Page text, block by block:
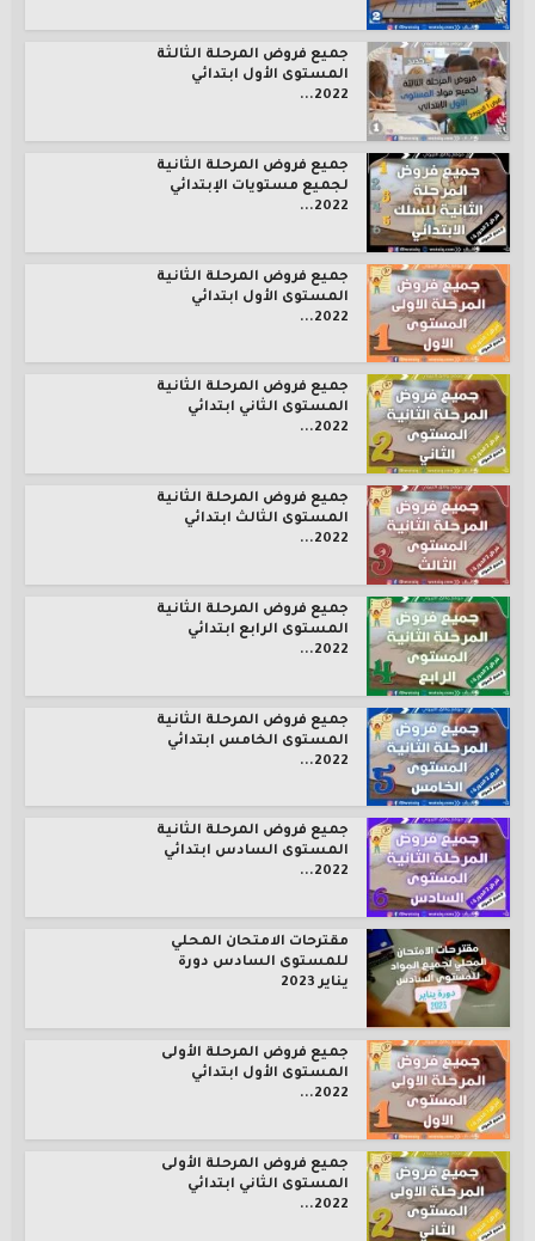
جميع فروض المرحلة الثالثة
المستوى الأول ابتدائي
2022...
جميع فروض المرحلة الثانية
لجميع مستويات الإبتدائي
2022...
جميع فروض المرحلة الثانية
المستوى الأول ابتدائي
2022...
جميع فروض المرحلة الثانية
المستوى الثاني ابتدائي
2022...
جميع فروض المرحلة الثانية
المستوى الثالث ابتدائي
2022...
جميع فروض المرحلة الثانية
المستوى الرابع ابتدائي
2022...
جميع فروض المرحلة الثانية
المستوى الخامس ابتدائي
2022...
جميع فروض المرحلة الثانية
المستوى السادس ابتدائي
2022...
مقترحات الامتحان المحلي
للمستوى السادس دورة
يناير 2023
جميع فروض المرحلة الأولى
المستوى الأول ابتدائي
2022...
جميع فروض المرحلة الأولى
المستوى الثاني ابتدائي
2022...